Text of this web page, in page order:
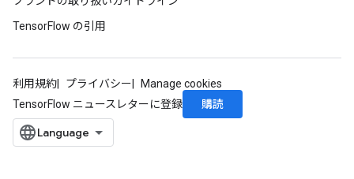
TensorFlow の引用
利用規約 プライバシー
Manage cookies
TensorFlow ニュースレターに登録
購読